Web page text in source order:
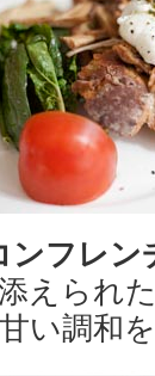
ンフレン
えられ
い調和